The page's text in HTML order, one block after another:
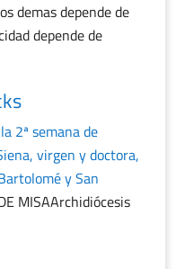
demas depende de
depende de
2ª semana de
virgen y doctora,
y San
MISAArchidiócesis